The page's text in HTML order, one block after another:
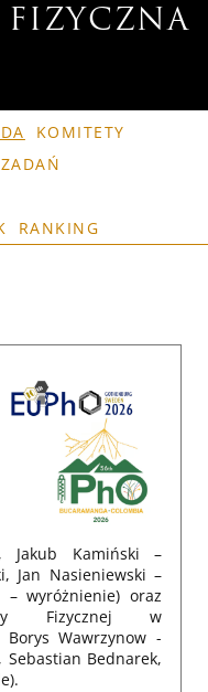
KOMITETY
RANKING
Jakub Kamiński –
Jan Nasieniewski –
– wyróżnienie) oraz
Fizycznej w
Borys Wawrzynow -
Bednarek,